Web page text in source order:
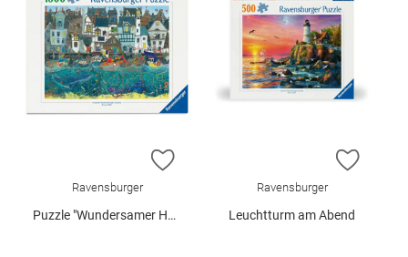
ZUR WUNSCHLISTE HINZUFÜGEN
Ravensburger
Puzzle "Wundersamer Hafen", 1500 Teile
ZUR
Ravensburger
Leuchtturm am Abend